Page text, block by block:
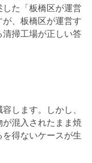
た「板橋区が運営
、板橋区が運営す
掃工場が正しい答
します。しかし、
混入されたまま焼
得ないケースが生